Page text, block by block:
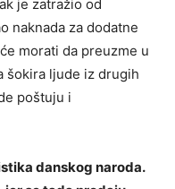
je zatražio od
naknada za dodatne
morati da preuzme u
šokira ljude iz drugih
poštuju i
danskog naroda.